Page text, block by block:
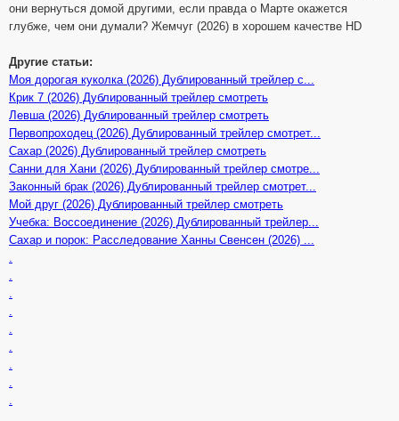
они вернуться домой другими, если правда о Марте окажется
глубже, чем они думали? Жемчуг (2026) в хорошем качестве HD
Другие статьи:
Моя дорогая куколка (2026) Дублированный трейлер с...
Крик 7 (2026) Дублированный трейлер смотреть
Левша (2026) Дублированный трейлер смотреть
Первопроходец (2026) Дублированный трейлер смотрет...
Сахар (2026) Дублированный трейлер смотреть
Санни для Хани (2026) Дублированный трейлер смотре...
Законный брак (2026) Дублированный трейлер смотрет...
Мой друг (2026) Дублированный трейлер смотреть
Учебка: Воссоединение (2026) Дублированный трейлер...
Сахар и порок: Расследование Ханны Свенсен (2026) ...